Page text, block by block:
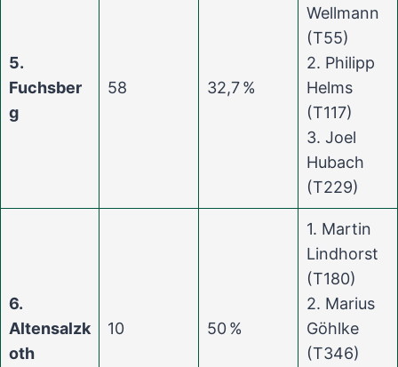
5.
Fuchsber
g
58 32,7 %
Wellmann
(T55)
2. Philipp
Helms
(T117)
3. Joel
Hubach
(T229)
6.
Altensalzk
oth
10 50 %
1. Martin
Lindhorst
(T180)
2. Marius
Göhlke
(T346)